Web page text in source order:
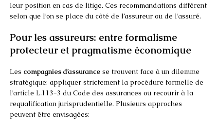
leur position en cas de litige. Ces recommandations diffèrent
selon que l’on se place du côté de l’assureur ou de l’assuré.
Pour les assureurs: entre formalisme
protecteur et pragmatisme économique
Les compagnies d’assurance se trouvent face à un dilemme
stratégique: appliquer strictement la procédure formelle de
l’article L.113-3 du Code des assurances ou recourir à la
requalification jurisprudentielle. Plusieurs approches
peuvent être envisagées: